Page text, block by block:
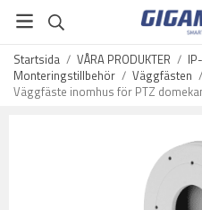
Startsida / VÅRA PRODUKTER /
Monteringstillbehör / Väggfästen /
Väggfäste inomhus för PTZ